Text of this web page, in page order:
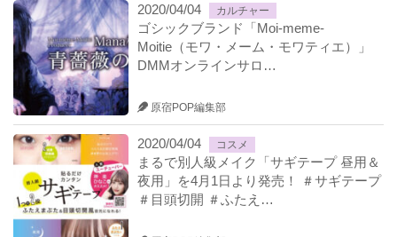
2020/04/04 カルチャー
ゴシックブランド「Moi-meme-
Moitie（モワ・メーム・モワティエ）」
DMMオンラインサロ…
原宿POP編集部
2020/04/04 コスメ
まるで別人級メイク「サギテープ 昼用＆
夜用」を4月1日より発売！ ＃サギテープ
＃目頭切開 ＃ふたえ…